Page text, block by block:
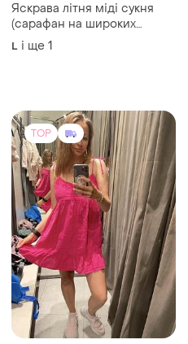
Яскрава літня міді сукня
(сарафан на широких
бретелях)
L і ще 1
TOP